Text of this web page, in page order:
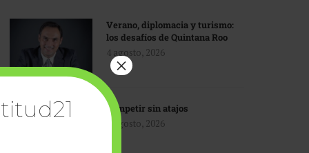
Verano, diplomacia y turismo:
los desafíos de Quintana Roo
4 agosto, 2026
Competir sin atajos
4 agosto, 2026
×